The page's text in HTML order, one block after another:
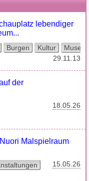
lebendiger
Burgen Kultur
29.11.13
der
18.05.26
Malspielraum
15.05.26